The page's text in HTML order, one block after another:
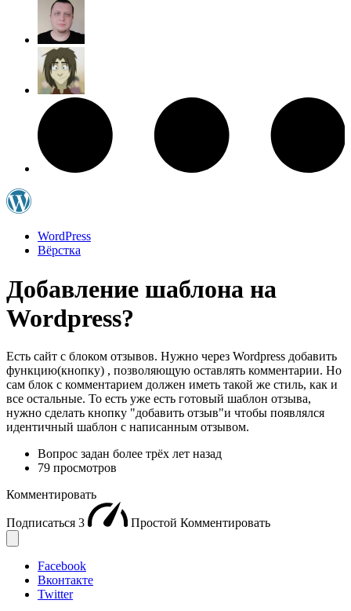
WordPress
Вёрстка
Добавление шаблона на
Wordpress?
Есть сайт с блоком отзывов. Нужно через Wordpress добавить
функцию(кнопку) , позволяющую оставлять комментарии. Но
сам блок с комментарием должен иметь такой же стиль, как и
все остальные. То есть уже есть готовый шаблон отзыва,
нужно сделать кнопку "добавить отзыв"и чтобы появлялся
идентичный шаблон с написанным отзывом.
Вопрос задан более трёх лет назад
79 просмотров
Комментировать
Подписаться 3 Простой Комментировать
Facebook
Вконтакте
Twitter